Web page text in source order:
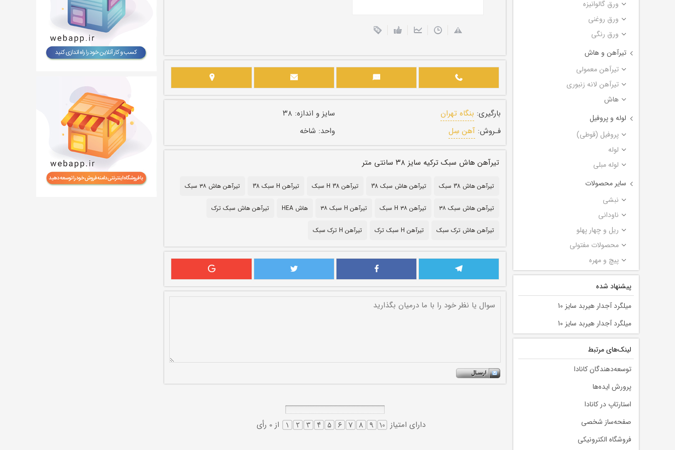
ورق گالوانیزه
ورق روغنی
ورق رنگی
تیرآهن و هاش
تیرآهن معمولی
تیرآهن لانه زنبوری
هاش
لوله و پروفیل
پروفیل (قوطی)
لوله
لوله مبلی
سایر محصولات
نبشی
ناودانی
ریل و چهار پهلو
محصولات مفتولی
پیچ و مهره
پیشنهاد شده
میلگرد آجدار هیربد سایز 10
میلگرد آجدار هیربد سایز 10
لينك‌های مرتبط
توسعه‌دهندگان کانادا
پرورش ایده‌ها
استارتاپ در کانادا
صفحه‌ساز شخصی
فروشگاه الکترونیکی
بارگیری: بنگاه تهران
فـروش: آهن سِل
سایز و اندازه: ۳۸
واحد: شاخه
تیرآهن هاش سبک ترکیه سایز ۳۸ سانتی متر
تیرآهن هاش 38 سبک تیرآهن هاش سبک 38 تیرآهن H 38 سبک تیرآهن H سبک 38 تیرآهن هاش ۳۸ سبک
تیرآهن هاش سبک ۳۸ تیرآهن H ۳۸ سبک تیرآهن H سبک ۳۸ هاش HEA تیرآهن هاش سبک ترک
تیرآهن هاش ترک سبک تیرآهن H سبک ترک تیرآهن H ترک سبک
دارای امتیاز از 0 رأی